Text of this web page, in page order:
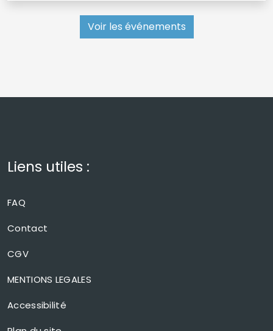
Voir les événements
Liens utiles :
FAQ
Contact
CGV
MENTIONS LEGALES
Accessibilité